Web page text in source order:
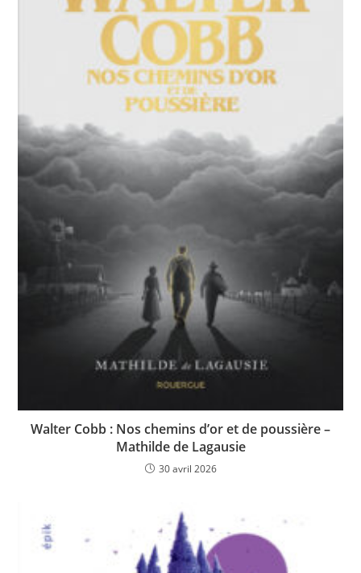
Walter Cobb : Nos chemins d’or et de poussière –
Mathilde de Lagausie
30 avril 2026